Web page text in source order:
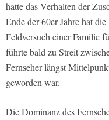
hatte das Verhalten der
Ende der 60er Jahre hat
Feldversuch einer Familie
führte bald zu Streit
Fernseher längst
geworden war.
Die Dominanz des